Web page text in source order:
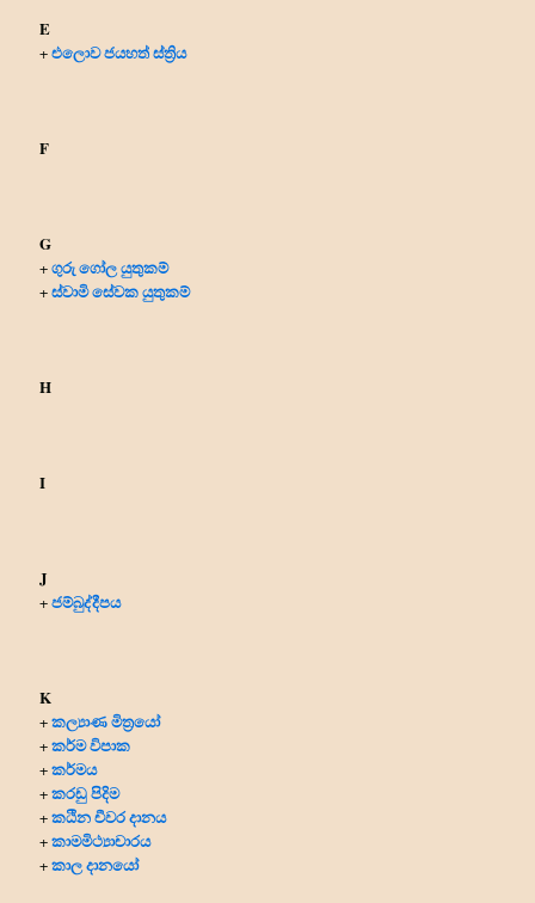
E
+එලොව ජයහත් ස්ත්‍රිය
F
G
+ගුරු ගෝල යුතුකම්
+ස්වාමි සේවක යුතුකම්
H
I
J
+ජම්බුද්දීපය
K
+කල්‍යාණ මිත්‍රයෝ
+කර්ම විපාක
+කර්මය
+කරඩු පිදිම
+කඨින චීවර දානය
+කාමමිථ්‍යාචාරය
+කාල දානයෝ